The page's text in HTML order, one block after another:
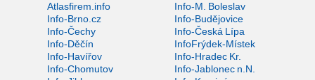
Atlasfirem.info
Info-M. Boleslav
Info-Brno.cz
Info-Budějovice
Info-Čechy
Info-Česká Lípa
Info-Děčín
InfoFrýdek-Místek
Info-Havířov
Info-Hradec Kr.
Info-Chomutov
Info-Jablonec n.N.